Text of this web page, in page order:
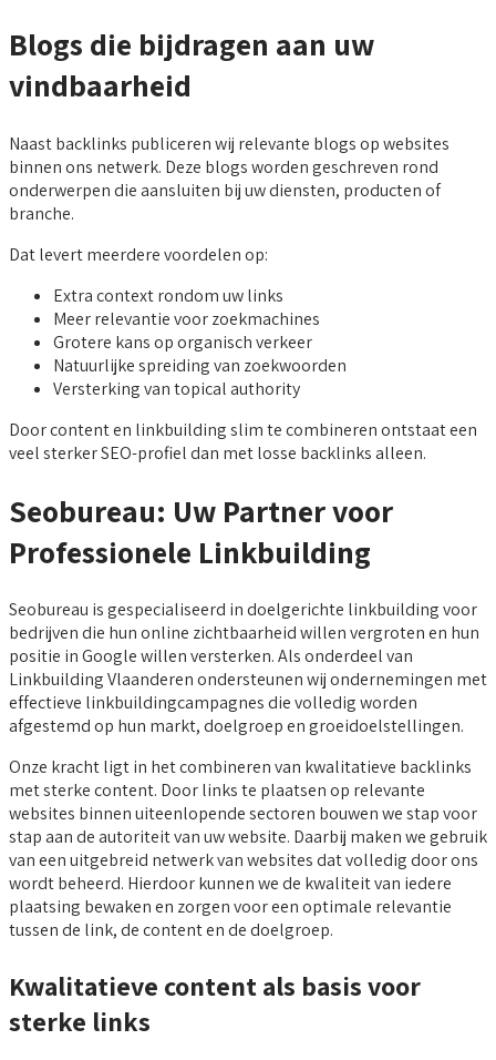
Blogs die bijdragen aan uw
vindbaarheid
Naast backlinks publiceren wij relevante blogs op websites
binnen ons netwerk. Deze blogs worden geschreven rond
onderwerpen die aansluiten bij uw diensten, producten of
branche.
Dat levert meerdere voordelen op:
Extra context rondom uw links
Meer relevantie voor zoekmachines
Grotere kans op organisch verkeer
Natuurlijke spreiding van zoekwoorden
Versterking van topical authority
Door content en linkbuilding slim te combineren ontstaat een
veel sterker SEO-profiel dan met losse backlinks alleen.
Seobureau: Uw Partner voor
Professionele Linkbuilding
Seobureau is gespecialiseerd in doelgerichte linkbuilding voor
bedrijven die hun online zichtbaarheid willen vergroten en hun
positie in Google willen versterken. Als onderdeel van
Linkbuilding Vlaanderen ondersteunen wij ondernemingen met
effectieve linkbuildingcampagnes die volledig worden
afgestemd op hun markt, doelgroep en groeidoelstellingen.
Onze kracht ligt in het combineren van kwalitatieve backlinks
met sterke content. Door links te plaatsen op relevante
websites binnen uiteenlopende sectoren bouwen we stap voor
stap aan de autoriteit van uw website. Daarbij maken we gebruik
van een uitgebreid netwerk van websites dat volledig door ons
wordt beheerd. Hierdoor kunnen we de kwaliteit van iedere
plaatsing bewaken en zorgen voor een optimale relevantie
tussen de link, de content en de doelgroep.
Kwalitatieve content als basis voor
sterke links